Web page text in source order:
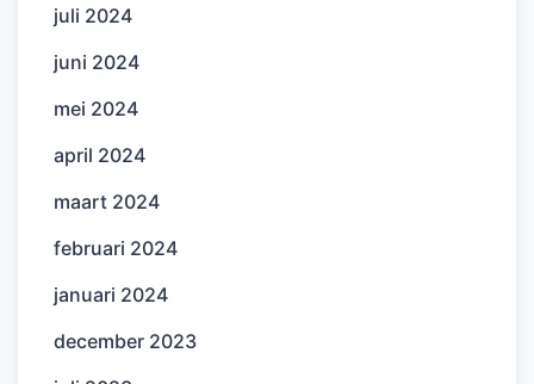
juli 2024
juni 2024
mei 2024
april 2024
maart 2024
februari 2024
januari 2024
december 2023